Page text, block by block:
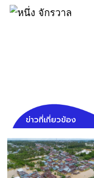
ข่าวที่เกี่ยวข้อง